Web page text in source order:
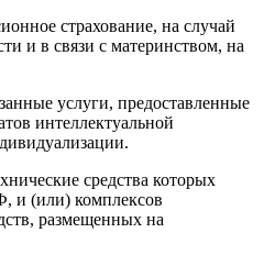
страхование, на случай
и в связи с материнством, на
услуги, предоставленные
интеллектуальной
средства которых
и (или) комплексов
размещенных на